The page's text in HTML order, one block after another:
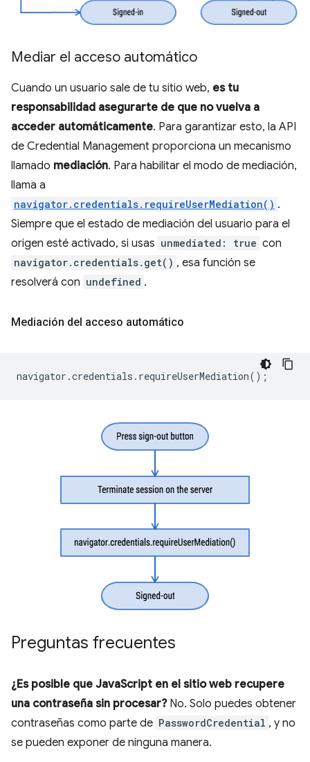
Mediar el acceso automático
Cuando un usuario sale de tu sitio web, es tu
responsabilidad asegurarte de que no vuelva a
acceder automáticamente. Para garantizar esto, la API
de Credential Management proporciona un mecanismo
llamado mediación. Para habilitar el modo de mediación,
llama a
navigator.credentials.requireUserMediation() .
Siempre que el estado de mediación del usuario para el
origen esté activado, si usas unmediated: true con
navigator.credentials.get() , esa función se
resolverá con undefined .
Mediación del acceso automático
navigator .credentials . requireUserMediation();
Preguntas frecuentes
¿Es posible que JavaScript en el sitio web recupere
una contraseña sin procesar?No. Solo puedes obtener
contraseñas como parte de PasswordCredential , y no
se pueden exponer de ninguna manera.